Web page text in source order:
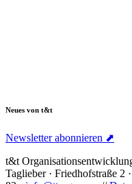
Neues von t&t
Newsletter abonnieren ⬈
t&t
Taglieber · Friedhofstraße 2